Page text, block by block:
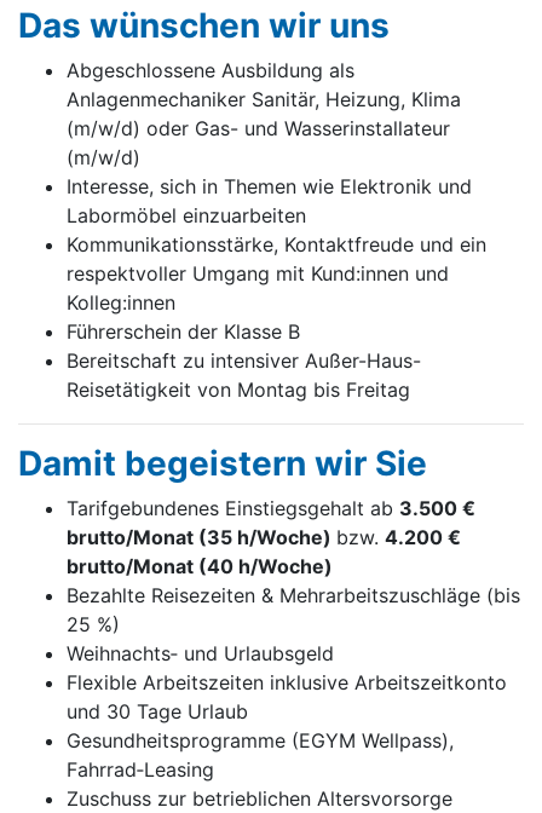
Das wünschen wir uns
Abgeschlossene Ausbildung als
Anlagenmechaniker Sanitär, Heizung, Klima
(m/w/d) oder Gas- und Wasserinstallateur
(m/w/d)
Interesse, sich in Themen wie Elektronik und
Labormöbel einzuarbeiten
Kommunikationsstärke, Kontaktfreude und ein
respektvoller Umgang mit Kund:innen und
Kolleg:innen
Führerschein der Klasse B
Bereitschaft zu intensiver Außer-Haus-
Reisetätigkeit von Montag bis Freitag
Damit begeistern wir Sie
Tarifgebundenes Einstiegsgehalt ab 3.500 €
brutto/Monat (35 h/Woche) bzw. 4.200 €
brutto/Monat (40 h/Woche)
Bezahlte Reisezeiten & Mehrarbeitszuschläge (bis
25 %)
Weihnachts‑ und Urlaubsgeld
Flexible Arbeitszeiten inklusive Arbeitszeitkonto
und 30 Tage Urlaub
Gesundheitsprogramme (EGYM Wellpass),
Fahrrad‑Leasing
Zuschuss zur betrieblichen Altersvorsorge